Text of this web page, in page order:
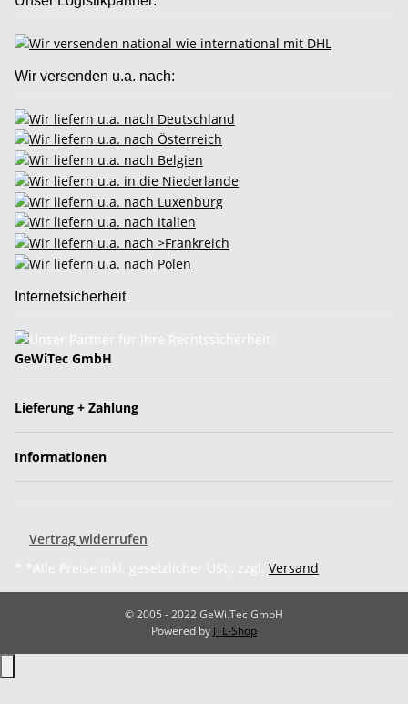
Wir versenden u.a. nach:
Internetsicherheit
GeWiTec GmbH
Lieferung + Zahlung
Informationen
Vertrag widerrufen
* *Alle Preise inkl. gesetzlicher USt., zzgl. Versand
© 2005 - 2022 GeWi.Tec GmbH
Powered by JTL-Shop